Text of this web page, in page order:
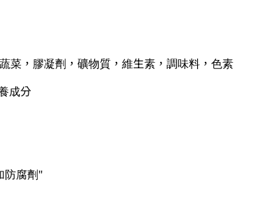
菜，膠凝劑，礦物質，維生素，調味料，色素
成分
防腐劑"